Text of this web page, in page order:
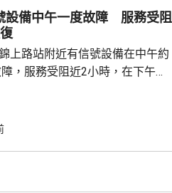
個由南韓仁川抵港、報稱載有牙
的40呎貨櫃，發現約278萬支懷
一名4...
設備中午一度故障 服務受阻
上路站附近有信號設備在中午約
，服務受阻近2小時，在下午約
期間來往紅磡至屯門站行車一度